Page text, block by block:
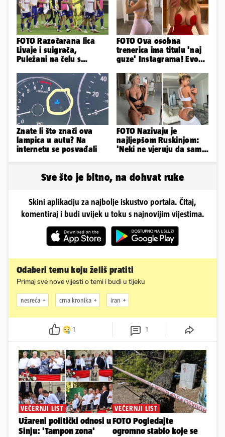
FOTO Razočarana lica
Livaje i suigrača,
Puležani na čelu s
Poljuda
FOTO Ova osobna
trenerica ima titulu 'naj
guze' Instagrama! Evo
satu...
Znate li što znači ova
lampica u autu? Na
internetu se posvađali
FOTO Nazivaju je
najljepšom Ruskinjom:
'Neki ne vjeruju da sam
Sve što je bitno, na dohvat ruke
Skini aplikaciju za najbolje iskustvo portala. Čitaj,
komentiraj i budi uvijek u toku s najnovijim vijestima.
Odaberi temu koju želiš pratiti
Primaj sve nove vijesti o temi i budi u tijeku
nesreća crna kronika iran
1 1